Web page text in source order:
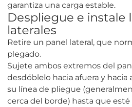
garantiza una carga estable.
Despliegue e instale
laterales
Retire un panel lateral, que
plegado.
Sujete ambos extremos del
desdóblelo hacia afuera y hacia
su línea de pliegue
cerca del borde) hasta que